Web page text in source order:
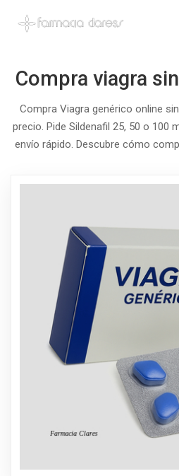
Compra viagra
Compra Viagra genérico online
precio. Pide Sildenafil 25, 50 o 100
envío rápido. Descubre cómo